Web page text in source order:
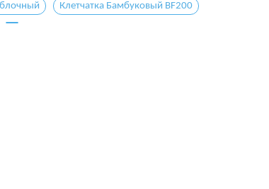
Клетчатка Бамбуковый BF200